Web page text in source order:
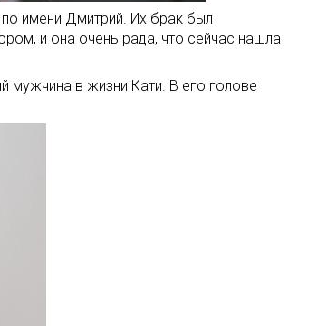
имени Дмитрий. Их брак был
и она очень рада, что сейчас нашла
мужчина в жизни Кати. В его голове